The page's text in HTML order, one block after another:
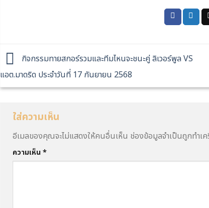
กิจกรรมทายสกอร์รวมและทีมไหนจะชนะคู่ ลิเวอร์พูล VS
แอต.มาดริด ประจำวันที่ 17 กันยายน 2568
ใส่ความเห็น
อีเมลของคุณจะไม่แสดงให้คนอื่นเห็น ช่องข้อมูลจำเป็นถูกทำเ
ความเห็น*